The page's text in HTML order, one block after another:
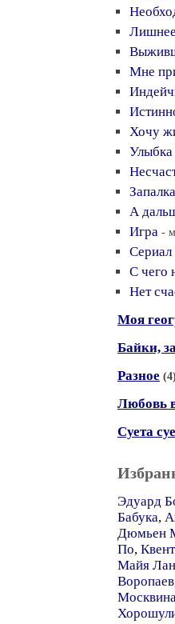
Лишнее
Мне
Хочу
Улыбка
Запалка
А
Игра -
С чего
Нет
Моя
Байки,
Разное (4)
Любовь
Суета
Эдуард
Бабука,
Дюмьен
По,
Майя
Воропаев